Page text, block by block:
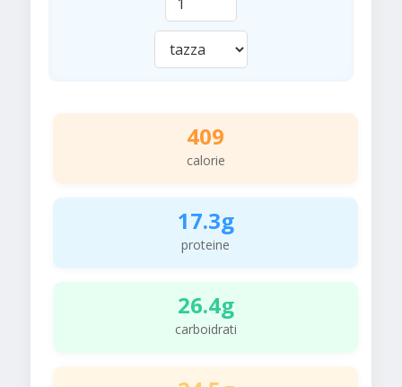
409
calorie
17.3g
proteine
26.4g
carboidrati